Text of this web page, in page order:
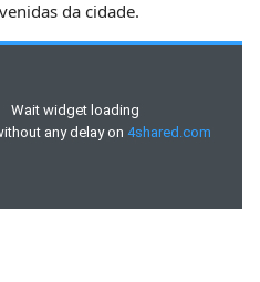
da cidade.